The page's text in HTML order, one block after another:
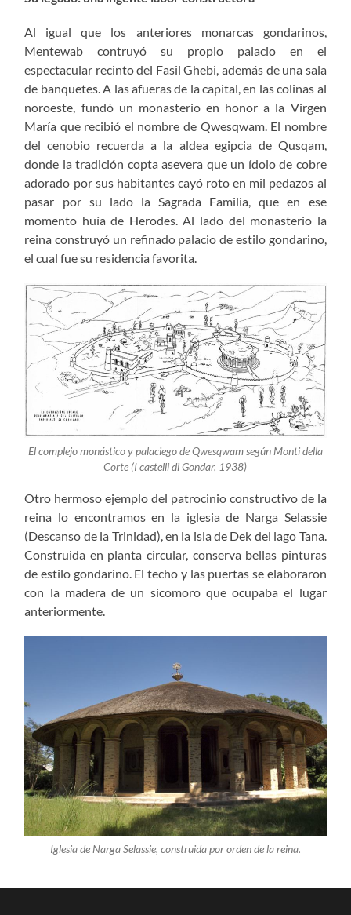
Al igual que los anteriores monarcas gondarinos,
Mentewab contruyó su propio palacio en el
espectacular recinto del Fasil Ghebi, además de una sala
de banquetes. A las afueras de la capital, en las colinas al
noroeste, fundó un monasterio en honor a la Virgen
María que recibió el nombre de Qwesqwam. El nombre
del cenobio recuerda a la aldea egipcia de Qusqam,
donde la tradición copta asevera que un ídolo de cobre
adorado por sus habitantes cayó roto en mil pedazos al
pasar por su lado la Sagrada Familia, que en ese
momento huía de Herodes. Al lado del monasterio la
reina construyó un refinado palacio de estilo gondarino,
el cual fue su residencia favorita.
El complejo monástico y palaciego de Qwesqwam según Monti della
Corte (I castelli di Gondar, 1938)
Otro hermoso ejemplo del patrocinio constructivo de la
reina lo encontramos en la iglesia de Narga Selassie
(Descanso de la Trinidad), en la isla de Dek del lago Tana.
Construida en planta circular, conserva bellas pinturas
de estilo gondarino. El techo y las puertas se elaboraron
con la madera de un sicomoro que ocupaba el lugar
anteriormente.
Iglesia de Narga Selassie, construida por orden de la reina.